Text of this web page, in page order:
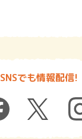
SNSでも情報配信!